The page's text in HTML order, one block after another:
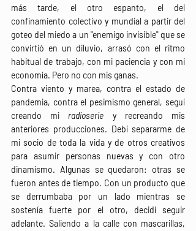
más tarde, el otro espanto, el del
confinamiento colectivo y mundial a partir del
goteo del miedo a un "enemigo invisible" que se
convirtió en un diluvio, arrasó con el ritmo
habitual de trabajo, con mi paciencia y con mi
economía. Pero no con mis ganas.
Contra viento y marea, contra el estado de
pandemia, contra el pesimismo general, seguí
creando mi radioserie y recreando mis
anteriores producciones. Debí separarme de
mi socio de toda la vida y de otros creativos
para asumir personas nuevas y con otro
dinamismo. Algunas se quedaron: otras se
fueron antes de tiempo. Con un producto que
se derrumbaba por un lado mientras se
sostenía fuerte por el otro, decidí seguir
adelante. Saliendo a la calle con mascarillas,